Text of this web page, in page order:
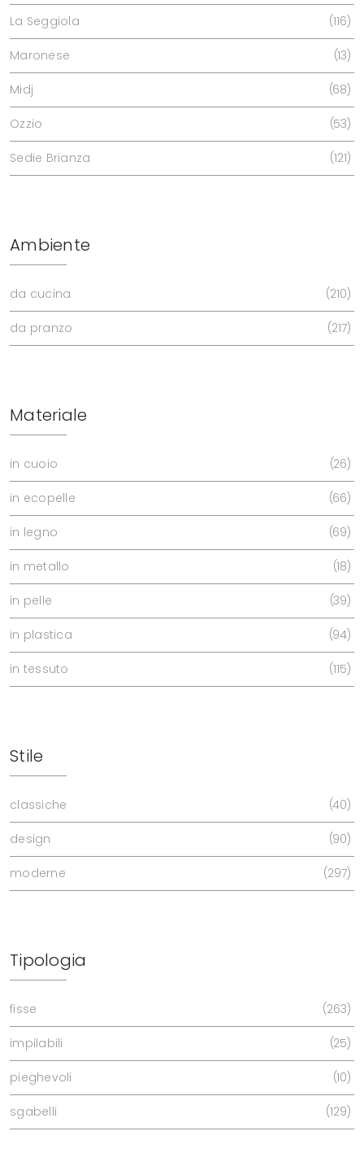
La Seggiola 116
Maronese 13
Midj 68
Ozzio 53
Sedie Brianza 121
Ambiente
da cucina 210
da pranzo 217
Materiale
in cuoio 26
in ecopelle 66
in legno 69
in metallo 18
in pelle 39
in plastica 94
in tessuto 115
Stile
classiche 40
design 90
moderne 297
Tipologia
fisse 263
impilabili 25
pieghevoli 10
sgabelli 129